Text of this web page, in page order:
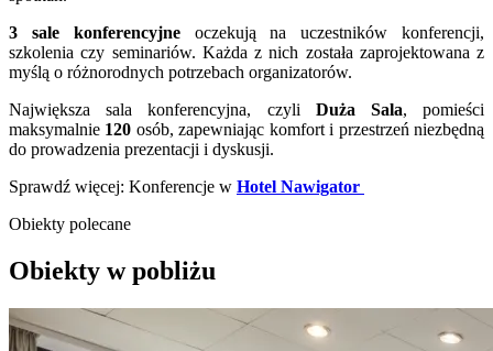
3
sale konferencyjne oczekują na uczestników konferencji,
szkolenia czy seminariów. Każda z nich została zaprojektowana z
myślą o różnorodnych potrzebach organizatorów.
Największa sala konferencyjna, czyli Duża Sala, pomieści
maksymalnie 120 osób, zapewniając komfort i przestrzeń niezbędną
do prowadzenia prezentacji i dyskusji.
Sprawdź więcej: Konferencje w Hotel Nawigator
Obiekty polecane
Obiekty w pobliżu